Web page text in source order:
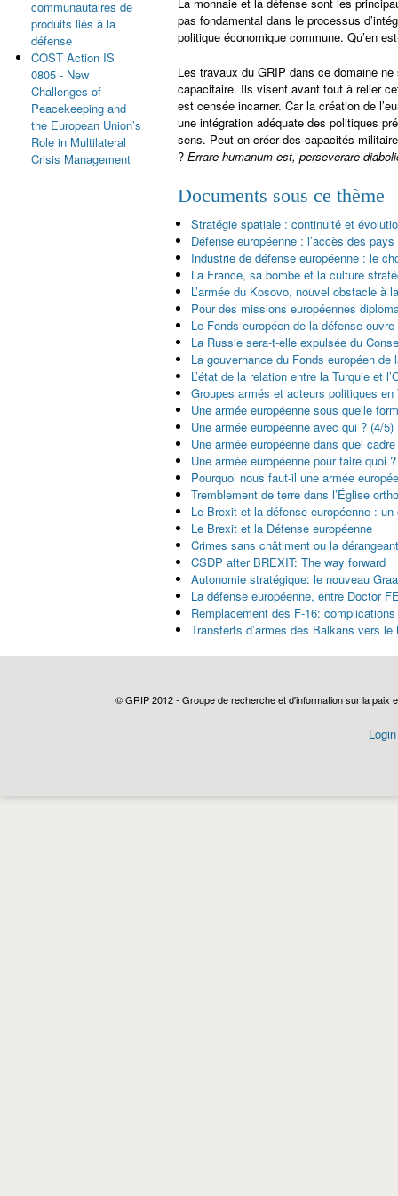
pas fondamental dans le processus
politique économique commune. Qu’en
Les travaux du GRIP dans ce domaine
capacitaire. Ils visent avant tout à relier
est censée incarner. Car la création de
une intégration adéquate des politiques
sens. Peut-on créer des capacités
? Errare humanum est, perseverare
Documents sous ce thème
Stratégie spatiale : continuité et
Défense européenne : l’accès des
Industrie de défense européenne : le
La France, sa bombe et la culture
L’armée du Kosovo, nouvel obstacle à
Pour des missions européennes
Le Fonds européen de la défense
La Russie sera-t-elle expulsée du
La gouvernance du Fonds européen
L’état de la relation entre la Turquie et
Groupes armés et acteurs politiques en
Une armée européenne sous quelle
Une armée européenne avec qui ? (4/5)
Une armée européenne dans quel
Une armée européenne pour faire quoi
Pourquoi nous faut-il une armée
Tremblement de terre dans l’Église
Le Brexit et la défense européenne : un
Le Brexit et la Défense européenne
Crimes sans châtiment ou la
CSDP after BREXIT: The way forward
Autonomie stratégique: le nouveau
La défense européenne, entre Doctor
Remplacement des F-16:
Transferts d’armes des Balkans vers
communautaires de
produits liés à la
défense
COST Action IS
0805 - New
Challenges of
Peacekeeping and
the European Union’s
Role in Multilateral
Crisis Management
© GRIP 2012 - Groupe de recherche et d'information sur la paix
Login